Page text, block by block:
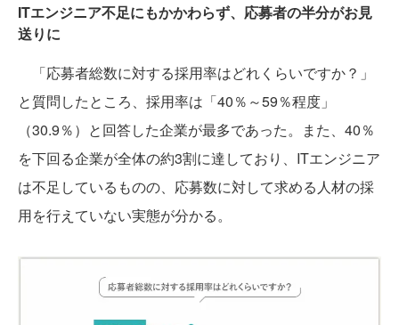
ITエンジニア不足にもかかわらず、応募者の半分がお見
送りに
「応募者総数に対する採用率はどれくらいですか？」
と質問したところ、採用率は「40％～59％程度」
（30.9％）と回答した企業が最多であった。また、40％
を下回る企業が全体の約3割に達しており、ITエンジニア
は不足しているものの、応募数に対して求める人材の採
用を行えていない実態が分かる。